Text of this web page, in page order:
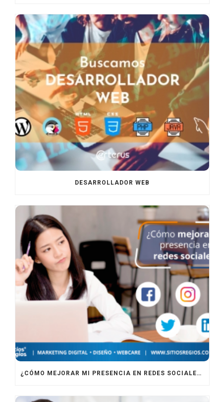
DESARROLLADOR WEB
¿CÓMO MEJORAR MI PRESENCIA EN REDES SOCIALES?